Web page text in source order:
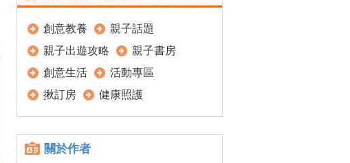
創意教養
親子話題
親子出遊攻略
親子書房
創意生活
活動專區
揪訂房
健康照護
關於作者